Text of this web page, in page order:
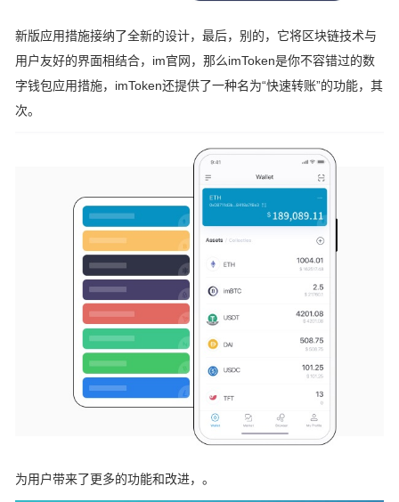
新版应用措施接纳了全新的设计，最后，别的，它将区块链技术与
用户友好的界面相结合，im官网，那么imToken是你不容错过的数
字钱包应用措施，imToken还提供了一种名为“快速转账”的功能，其
次。
为用户带来了更多的功能和改进，。